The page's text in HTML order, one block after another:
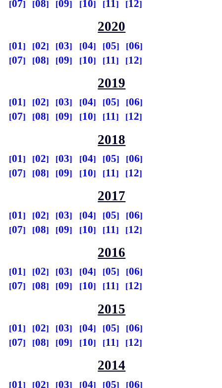
07 08 09 10 11 12
2020
01 02 03 04 05
06
07
08 09 10 11 12
2019
01 02 03 04 05
06
07
08 09 10 11 12
2018
01 02 03 04 05
06
07
08 09 10 11 12
2017
01 02 03 04 05
06
07
08 09 10 11 12
2016
01 02 03 04 05
06
07
08 09 10 11 12
2015
01 02 03 04 05
06
07
08 09 10 11 12
2014
01 02 03 04 05
06